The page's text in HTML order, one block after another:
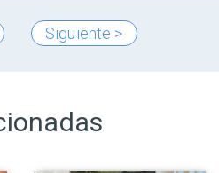
Siguiente >